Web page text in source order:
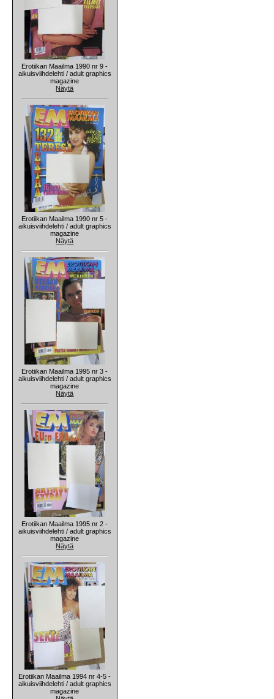
Erotiikan Maailma 1990 nr 9 -
aikuisviihdelehti / adult graphics
magazine
Näytä
Erotiikan Maailma 1990 nr 5 -
aikuisviihdelehti / adult graphics
magazine
Näytä
Erotiikan Maailma 1995 nr 3 -
aikuisviihdelehti / adult graphics
magazine
Näytä
Erotiikan Maailma 1995 nr 2 -
aikuisviihdelehti / adult graphics
magazine
Näytä
Erotiikan Maailma 1994 nr 4-5 -
aikuisviihdelehti / adult graphics
magazine